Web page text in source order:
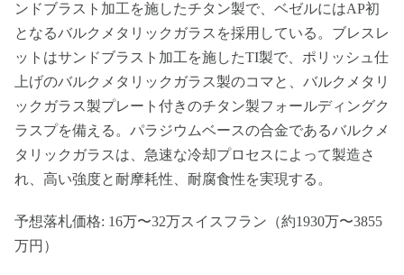
ンドブラスト加工を施したチタン製で、ベゼルにはAP初
となるバルクメタリックガラスを採用している。ブレスレ
ットはサンドブラスト加工を施したTI製で、ポリッシュ仕
上げのバルクメタリックガラス製のコマと、バルクメタリ
ックガラス製プレート付きのチタン製フォールディングク
ラスプを備える。パラジウムベースの合金であるバルクメ
タリックガラスは、急速な冷却プロセスによって製造さ
れ、高い強度と耐摩耗性、耐腐食性を実現する。
予想落札価格: 16万〜32万スイスフラン（約1930万〜3855
万円）